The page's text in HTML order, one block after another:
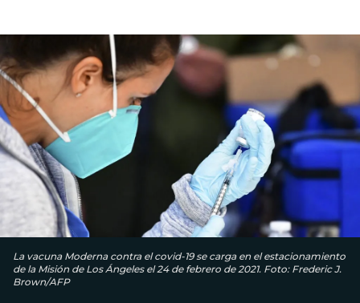
La vacuna Moderna contra el covid-19 se carga en el estacionamiento
de la Misión de Los Ángeles el 24 de febrero de 2021. Foto: Frederic J.
Brown/AFP